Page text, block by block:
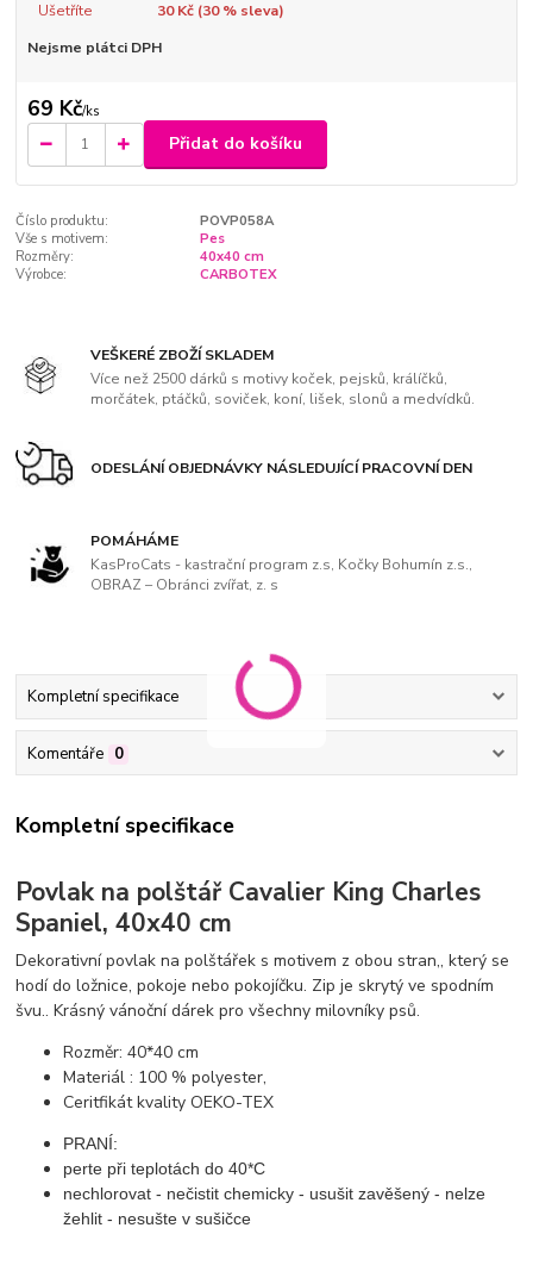
Ušetříte 30 Kč (30% sleva)
Nejsme plátci DPH
69 Kč/ks
Přidat do košíku
Číslo produktu:
POVP058A
Vše s motivem:
Pes
Rozměry:
40x40 cm
Výrobce:
CARBOTEX
VEŠKERÉ ZBOŽÍ SKLADEM
Více než 2500 dárků s motivy koček, pejsků, králíčků,
morčátek, ptáčků, soviček, koní, lišek, slonů a medvídků.
ODESLÁNÍ OBJEDNÁVKY NÁSLEDUJÍCÍ PRACOVNÍ DEN
POMÁHÁME
KasProCats - kastrační program z.s, Kočky Bohumín z.s.,
OBRAZ – Obránci zvířat, z. s
Kompletní specifikace
Komentáře 0
Kompletní specifikace
Povlak na polštář Cavalier King Charles
Spaniel, 40x40 cm
Dekorativní povlak na polštářek s motivem z obou stran,, který se
hodí do ložnice, pokoje nebo pokojíčku. Zip je skrytý ve spodním
švu.. Krásný vánoční dárek pro všechny milovníky psů.
Rozměr: 40*40 cm
Materiál : 100 % polyester,
Ceritfikát kvality OEKO-TEX
PRANÍ:
perte při teplotách do 40*C
nechlorovat - nečistit chemicky - usušit zavěšený - nelze
žehlit - nesušte v sušičce